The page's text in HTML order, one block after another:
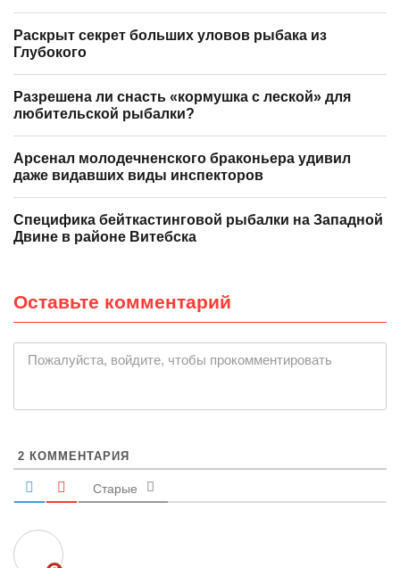
Раскрыт секрет больших уловов рыбака из
Глубокого
Разрешена ли снасть «кормушка с леской» для
любительской рыбалки?
Арсенал молодечненского браконьера удивил
даже видавших виды инспекторов
Специфика бейткастинговой рыбалки на Западной
Двине в районе Витебска
Оставьте комментарий
Пожалуйста, войдите, чтобы прокомментировать
2 КОММЕНТАРИЯ
Старые